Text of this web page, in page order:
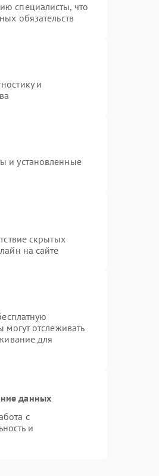
специалисты, что
обязательств
и
и установленные
скрытых
на сайте
отслеживать
для
данных
с
и